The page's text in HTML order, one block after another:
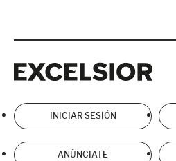
INICIAR SESIÓN
ANÚNCIATE